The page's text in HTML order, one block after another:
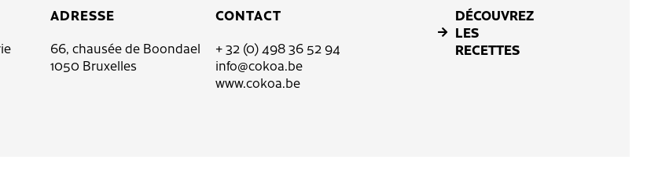
ADRESSE
66, chausée de Boondael
1050 Bruxelles
CONTACT
+ 32 (0) 498 36 52 94
info@cokoa.be
www.cokoa.be
DÉCOUVREZ
LES
RECETTES